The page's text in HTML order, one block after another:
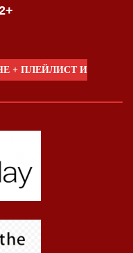
+ ПЛЕЙЛИСТ И